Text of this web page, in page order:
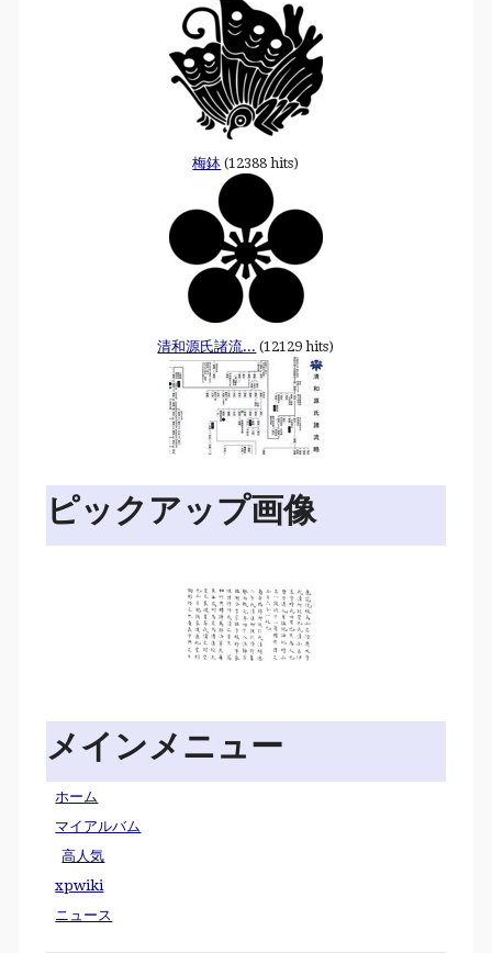
梅鉢 (12388 hits)
清和源氏諸流... (12129 hits)
ピックアップ画像
メインメニュー
ホーム
マイアルバム
高人気
xpwiki
ニュース